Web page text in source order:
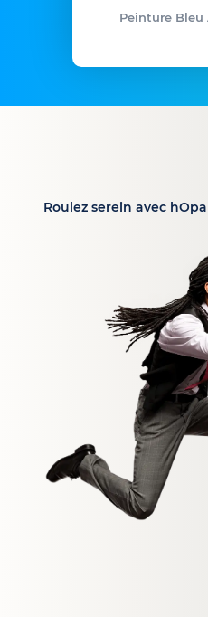
Peinture Bleu
Roulez serein avec